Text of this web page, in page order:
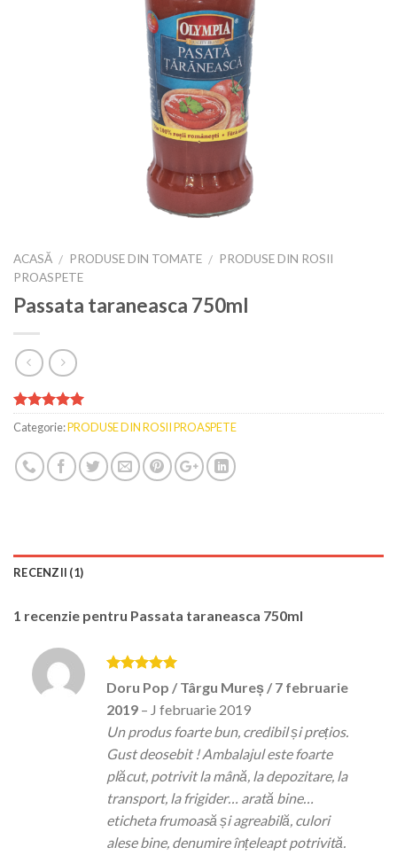
ACASĂ / PRODUSE DIN TOMATE / PRODUSE DIN ROSII
PROASPETE
Passata taraneasca 750ml
Evaluat la
5.00din 5
unei singure
evaluări
Categorie:PRODUSE DIN ROSII PROASPETE
RECENZII (1)
1 recenzie pentru Passata taraneasca 750ml
Evaluat la 5
din 5
Doru Pop / Târgu Mureș / 7 februarie
2019 – J februarie 2019
Un produs foarte bun, credibil și prețios.
Gust deosebit ! Ambalajul este foarte
plăcut, potrivit la mână, la depozitare, la
transport, la frigider… arată bine…
eticheta frumoasă și agreabilă, culori
alese bine, denumire înțeleapt potrivită.